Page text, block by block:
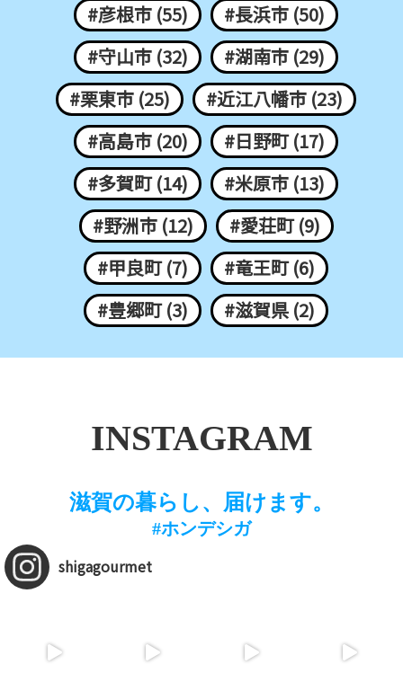
#彦根市 (55)
#長浜市 (50)
#守山市 (32)
#湖南市 (29)
#栗東市 (25)
#近江八幡市 (23)
#高島市 (20)
#日野町 (17)
#多賀町 (14)
#米原市 (13)
#野洲市 (12)
#愛荘町 (9)
#甲良町 (7)
#竜王町 (6)
#豊郷町 (3)
#滋賀県 (2)
INSTAGRAM
滋賀の暮らし、届けます。
#ホンデシガ
shigagourmet